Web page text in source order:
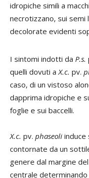
idropiche simili a
necrotizzano, sui semi
decolorate evidenti
I sintomi indotti da P.s.
quelli dovuti aX.c. pv.
caso, di un vistoso
dapprima idropiche e
foglie e sui baccelli.
X.c. pv. phaseoli induce
contornate da un
genere dal margine
centrale determinando